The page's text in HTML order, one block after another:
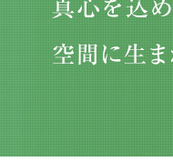
浴室の窓にはフッ素コー
、価格改定があります。